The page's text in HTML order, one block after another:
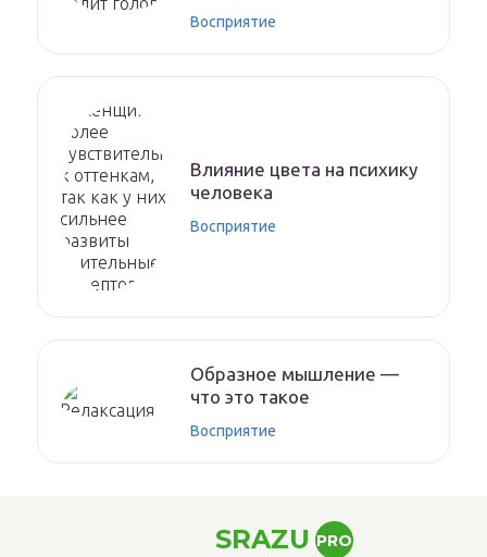
Восприятие
Влияние цвета на психику
человека
Восприятие
Образное мышление —
что это такое
Восприятие
SRAZU PRO